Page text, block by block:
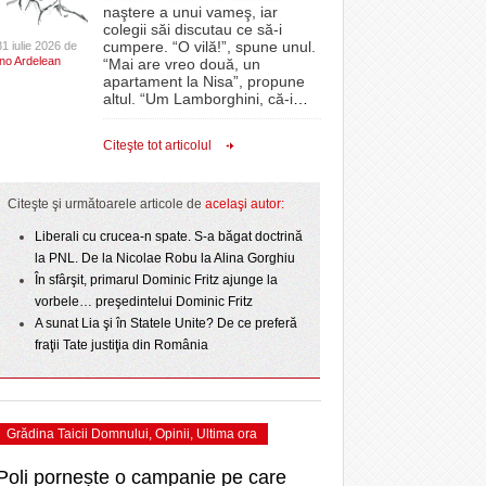
la
Dumbrăvița și-au
regular
- 22
Poli pierde primul
divizionarei din
Sărbătoarea continuă! Zeci de mii de oameni
au celebrat a treia seară la rând Ziua Timișoarei
- acum 2 zile
Iniţiativă inedită pentru Zilele Orașului
talentelor locale- 2 August 2026
View all
proiectelor derulate de instituție din fonduri
europene/FOTO- 11 December 2025
ANAF oferă persoanelor fizice posibilitatea să
beneficieze de Declarația Unică 212
2025
View all
CLIPURI VIDEO
JOCURI ONLINE
DIVERSE
FARMACII DIN
GRĂDINIŢE DIN TIMIŞ
PRIMĂRIILE DIN TIMIŞ
SFATUL MEDICULUI
SFATURI JURIDICE
iulie 2026 de
Ardelean
naştere a unui vameş, iar
colegii săi discutau ce să-i
cumpere. “O vilă!”, spune unul.
“Mai are vreo două, un
apartament la Nisa”, propune
altul. “Um Lamborghini, că-i
Citeşte tot articolul
Citeşte şi următoarele articole de acelaşi autor:
Liberali cu crucea-n spate. S-a băgat doctrină
la PNL. De la Nicolae Robu la Alina Gorghiu
În sfârşit, primarul Dominic Fritz ajunge la
vorbele… preşedintelui Dominic Fritz
A sunat Lia şi în Statele Unite? De ce preferă
fraţii Tate justiţia din România
Grădina Taicii Domnului, Opinii, Ultima ora
pornește o campanie pe care